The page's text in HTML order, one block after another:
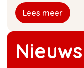
Lees meer